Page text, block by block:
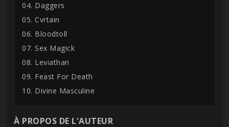
04. Daggers
05. Cvrtain
06. Bloodtoll
07. Sex Magick
08. Leviathan
09. Feast For Death
10. Divine Masculine
À PROPOS DE L'AUTEUR